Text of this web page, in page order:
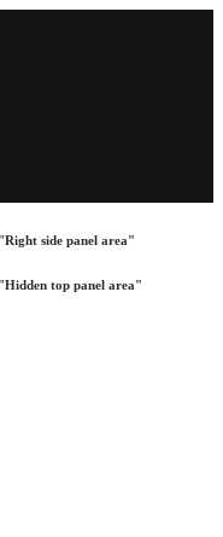
side panel area"
top panel area"